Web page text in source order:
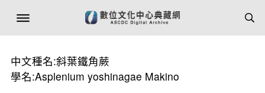
中文種名:斜葉鐵角蕨
學名:Asplenium yoshinagae Makino